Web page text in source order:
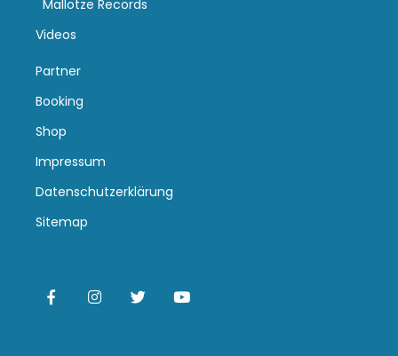
Mallotze Records
Videos
Partner
Booking
Shop
Impressum
Datenschutzerklärung
Sitemap